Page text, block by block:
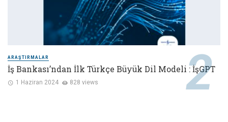
ARAŞTIRMALAR
İş Bankası’ndan İlk Türkçe Büyük Dil Modeli : İşGPT
1 Haziran 2024 828 views